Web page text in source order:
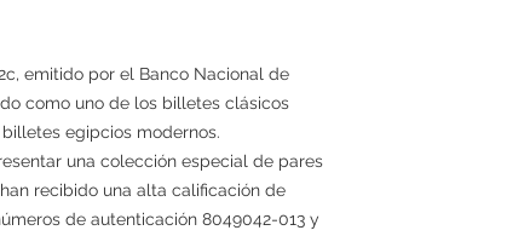
emitido por el Banco Nacional de
como uno de los billetes clásicos
egipcios modernos.
una colección especial de pares
recibido una alta calificación de
de autenticación 8049042-013 y